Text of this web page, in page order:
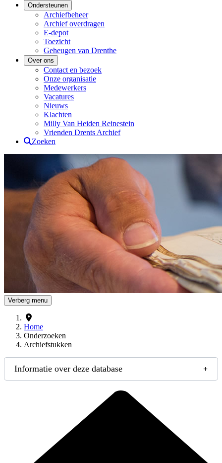
Ondersteunen
Archiefbeheer
Archief overdragen
E-depot
Toezicht
Geheugen van Drenthe
Over ons
Contact en bezoek
Onze organisatie
Medewerkers
Vacatures
Nieuws
Klachten
Milly Van Heiden Reinestein
Vrienden Drents Archief
Zoeken
Drents Archief
Verberg menu
Home
Onderzoeken
Archiefstukken
Informatie over deze database